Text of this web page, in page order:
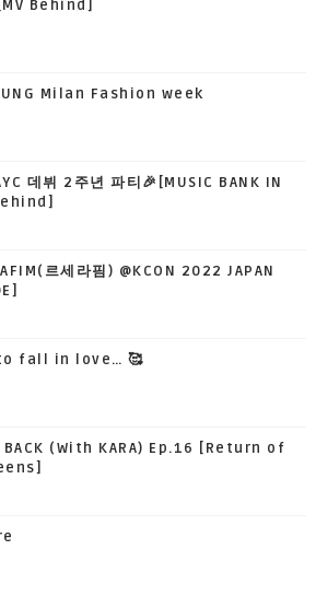
Behind]
Milan Fashion week
데뷔 2주년 파티🎉[MUSIC BANK IN
르세라핌) @KCON 2022 JAPAN
fall in love… 🥰
BACK (With KARA) Ep.16 [Return of